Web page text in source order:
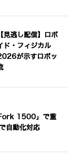
見逃し配信】ロボ
ド・フィジカル
が示すロボッ
1500」で重
自動化対応